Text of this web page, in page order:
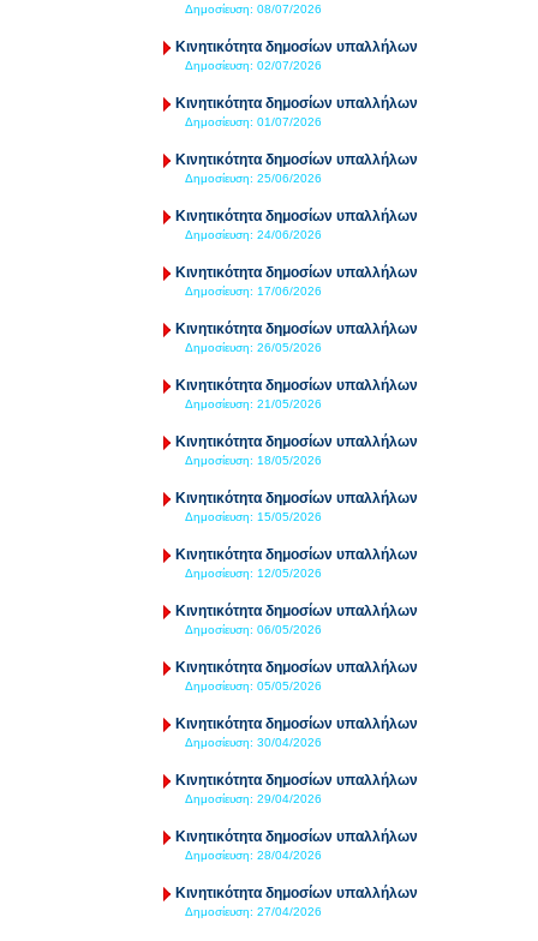
Δημοσίευση: 08/07/2026
Κινητικότητα δημοσίων υπαλλήλων
Δημοσίευση: 02/07/2026
Κινητικότητα δημοσίων υπαλλήλων
Δημοσίευση: 01/07/2026
Κινητικότητα δημοσίων υπαλλήλων
Δημοσίευση: 25/06/2026
Κινητικότητα δημοσίων υπαλλήλων
Δημοσίευση: 24/06/2026
Κινητικότητα δημοσίων υπαλλήλων
Δημοσίευση: 17/06/2026
Κινητικότητα δημοσίων υπαλλήλων
Δημοσίευση: 26/05/2026
Κινητικότητα δημοσίων υπαλλήλων
Δημοσίευση: 21/05/2026
Κινητικότητα δημοσίων υπαλλήλων
Δημοσίευση: 18/05/2026
Κινητικότητα δημοσίων υπαλλήλων
Δημοσίευση: 15/05/2026
Κινητικότητα δημοσίων υπαλλήλων
Δημοσίευση: 12/05/2026
Κινητικότητα δημοσίων υπαλλήλων
Δημοσίευση: 06/05/2026
Κινητικότητα δημοσίων υπαλλήλων
Δημοσίευση: 05/05/2026
Κινητικότητα δημοσίων υπαλλήλων
Δημοσίευση: 30/04/2026
Κινητικότητα δημοσίων υπαλλήλων
Δημοσίευση: 29/04/2026
Κινητικότητα δημοσίων υπαλλήλων
Δημοσίευση: 28/04/2026
Κινητικότητα δημοσίων υπαλλήλων
Δημοσίευση: 27/04/2026